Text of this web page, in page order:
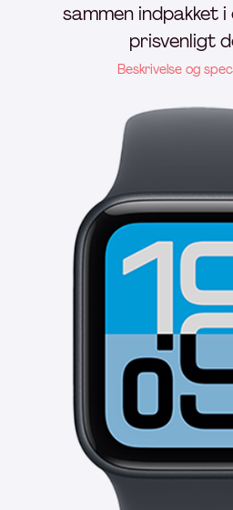
sammen indpakket
prisvenligt
Beskrivelse og